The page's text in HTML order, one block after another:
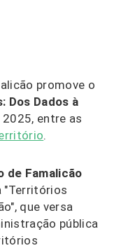
promove o
Dados à
entre as
.
de Famalicão
"Territórios
que versa
pública